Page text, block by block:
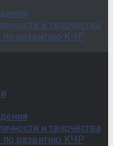
и творчества
по развитию КЧР
и творчества
по развитию КЧР